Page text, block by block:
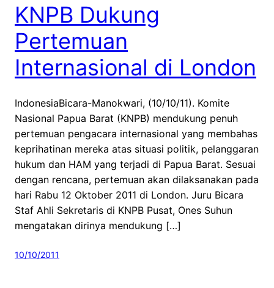
KNPB Dukung
Pertemuan
Internasional di London
IndonesiaBicara-Manokwari, (10/10/11). Komite
Nasional Papua Barat (KNPB) mendukung penuh
pertemuan pengacara internasional yang membahas
keprihatinan mereka atas situasi politik, pelanggaran
hukum dan HAM yang terjadi di Papua Barat. Sesuai
dengan rencana, pertemuan akan dilaksanakan pada
hari Rabu 12 Oktober 2011 di London. Juru Bicara
Staf Ahli Sekretaris di KNPB Pusat, Ones Suhun
mengatakan dirinya mendukung […]
10/10/2011